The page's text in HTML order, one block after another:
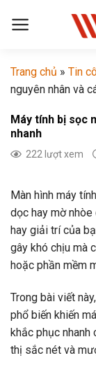
đến
Trang chủ » Tin
nguyên nhân và
Máy tính bị sọc
nhanh
222 lượt xem
Màn hình máy
dọc hay mờ
hay giải trí của
gây khó chịu mà
hoặc phần mềm
Trong bài viết
phổ biến khiến
khắc phục nhanh
thị sắc nét và